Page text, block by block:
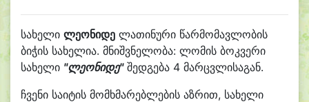
სახელი ლეონიდე ლათინური წარმომავლობის
ბიჭის სახელია. მნიშვნელობა: ლომის ბოკვერი
სახელი "ლეონიდე"შედგება 4 მარცვლისაგან.
ჩვენი საიტის მომხმარებლების აზრით, სახელი